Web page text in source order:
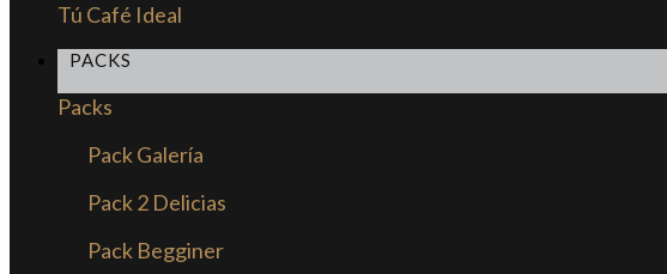
Tú Café Ideal
PACKS
Packs
Pack Galería
Pack 2 Delicias
Pack Begginer